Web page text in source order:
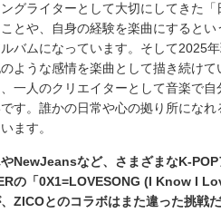
グライターとして大切にしてきた
とや、自身の経験を楽曲にすると
バムになっています。そして2025
ような感情を楽曲として描き続けて
一人のクリエイターとして音楽で
す。誰かの日常や心の拠り所にな
ます。
など、さまざまなK-POP
の「0X1=LOVESONG (I Know I
ZICOとのコラボはまた違った挑戦